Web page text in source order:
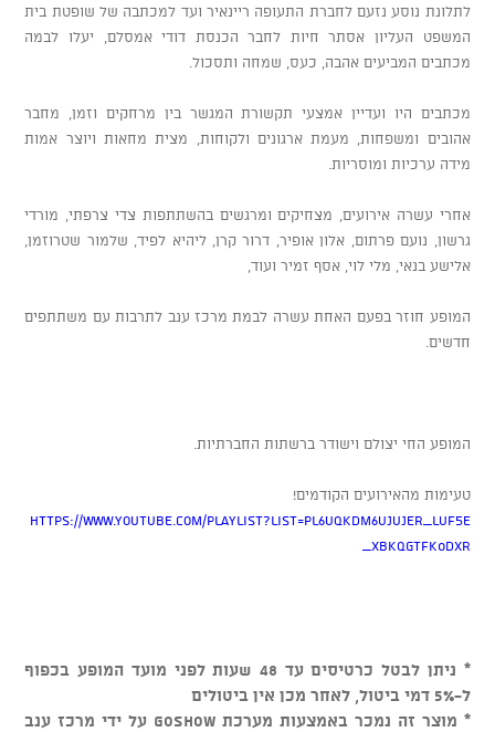
לתלונת נוסע נזעם לחברת התעופה ריינאיר ועד למכתבה של שופטת בית
המשפט העליון אסתר חיות לחבר הכנסת דודי אמסלם, יעלו לבמה
מכתבים המביעים אהבה, כעס, שמחה ותסכול.
מכתבים היו ועדיין אמצעי תקשורת המגשר בין מרחקים וזמן, מחבר
אהובים ומשפחות, מעמת ארגונים ולקוחות, מצית מחאות ויוצר אמות
מידה ערכיות ומוסריות.
אחרי עשרה אירועים, מצחיקים ומרגשים בהשתתפות צדי צרפתי, מורדי
גרשון, נועם פרתום, אלון אופיר, דרור קרן, ליהיא לפיד, שלמור שטרוזמן,
אלישע בנאי, מלי לוי, אסף זמיר ועוד,
המופע חוזר בפעם האחת עשרה לבמת מרכז ענב לתרבות עם משתתפים
חדשים.
המופע החי יצולם וישודר ברשתות החברתיות.
טעימות מהאירועים הקודמים!
https://www.youtube.com/playlist?list=PL6uQkdm6UJUjER_lUf5E
XBkQgtFk0Dxr_
* ניתן לבטל כרטיסים עד 48 שעות לפני מועד המופע בכפוף
ל-5% דמי ביטול, לאחר מכן אין ביטולים
* מוצר זה נמכר באמצעות מערכת GOSHOW על ידי מרכז ענב